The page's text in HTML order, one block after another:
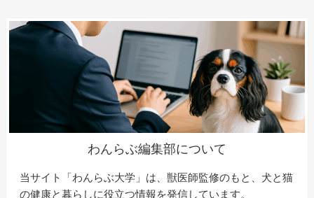
わんらぶ編集部について
当サイト「わんらぶ大学」は、獣医師監修のもと、犬と猫
の健康と暮らしに役立つ情報を発信しています。